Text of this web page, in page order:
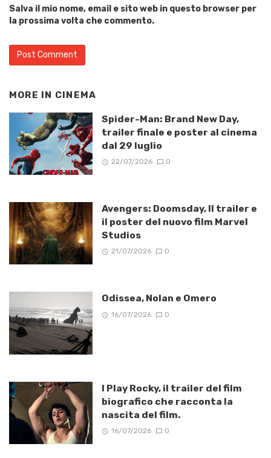
Salva il mio nome, email e sito web in questo browser per
la prossima volta che commento.
MORE IN CINEMA
Spider-Man: Brand New Day,
trailer finale e poster al cinema
dal 29 luglio
22/07/2026 0
Avengers: Doomsday, Il trailer e
il poster del nuovo film Marvel
Studios
21/07/2026 0
Odissea, Nolan e Omero
16/07/2026 0
I Play Rocky, il trailer del film
biografico che racconta la
nascita del film.
16/07/2026 0